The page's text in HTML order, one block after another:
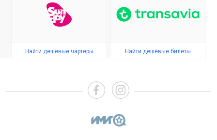
Найти дешёвые чартеры Найти дешёвые билеты